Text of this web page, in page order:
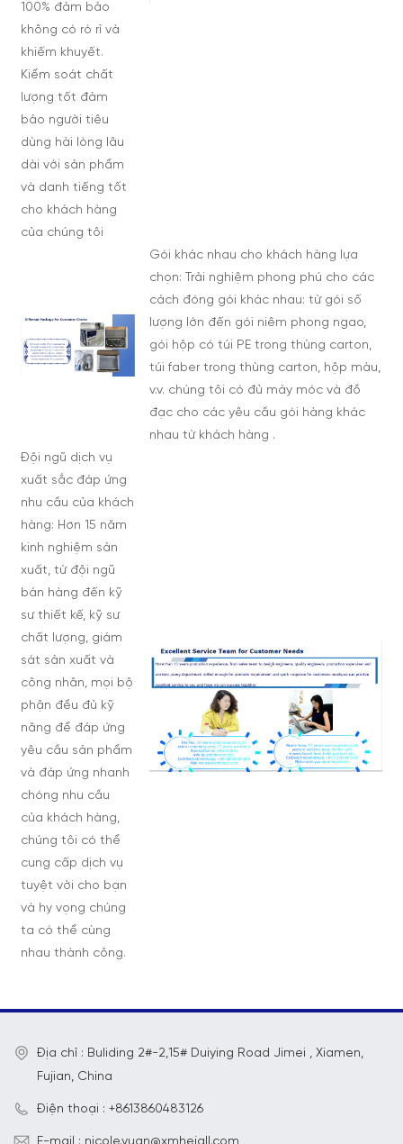
100% đảm bảo
không có rò rỉ và
khiếm khuyết.
Kiểm soát chất
lượng tốt đảm
bảo người tiêu
dùng hài lòng lâu
dài với sản phẩm
và danh tiếng tốt
cho khách hàng
của chúng tôi
Gói khác nhau cho khách hàng lựa
chọn: Trải nghiệm phong phú cho các
cách đóng gói khác nhau: từ gói số
lượng lớn đến gói niêm phong ngao,
gói hộp có túi PE trong thùng carton,
túi faber trong thùng carton, hộp màu,
v.v. chúng tôi có đủ máy móc và đồ
đạc cho các yêu cầu gói hàng khác
nhau từ khách hàng .
Đội ngũ dịch vụ
xuất sắc đáp ứng
nhu cầu của khách
hàng: Hơn 15 năm
kinh nghiệm sản
xuất, từ đội ngũ
bán hàng đến kỹ
sư thiết kế, kỹ sư
chất lượng, giám
sát sản xuất và
công nhân, mọi bộ
phận đều đủ kỹ
năng để đáp ứng
yêu cầu sản phẩm
và đáp ứng nhanh
chóng nhu cầu
của khách hàng,
chúng tôi có thể
cung cấp dịch vụ
tuyệt vời cho bạn
và hy vọng chúng
ta có thể cùng
nhau thành công.
Địa chỉ : Buliding 2#-2,15# Duiying Road Jimei , Xiamen,
Fujian, China
Điện thoại : +8613860483126
E-mail : nicole.yuan@xmhejall.com